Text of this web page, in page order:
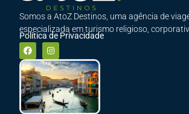
Somos a AtoZ Destinos, uma agência de
especializada em turismo religioso,
Política de Privacidade